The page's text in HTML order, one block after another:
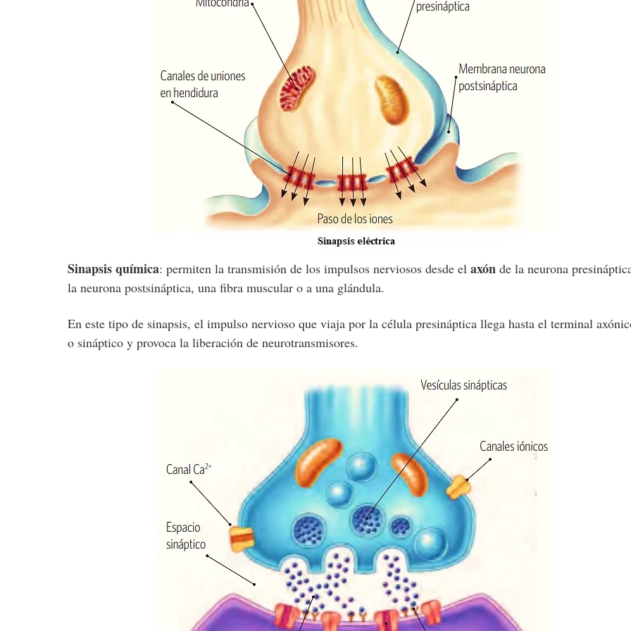
Sinapsis química: permiten la transmisión de los impulsos nerviosos desde el axón de la neurona
la neurona postsináptica, una fibra muscular o a una glándula.
En este tipo de sinapsis, el impulso nervioso que viaja por la célula presináptica llega hasta el terminal
o sináptico y provoca la liberación de neurotransmisores.